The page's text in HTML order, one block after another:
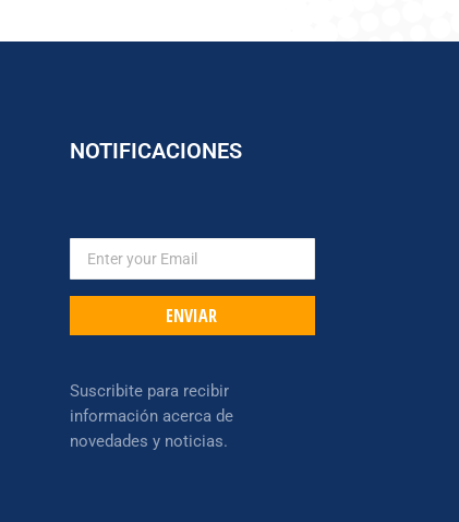
NOTIFICACIONES
ENVIAR
Suscribite para recibir
información acerca de
novedades y noticias.